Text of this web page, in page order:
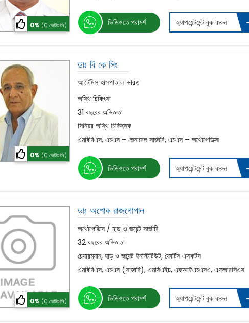
0% (0 ভোটগুলি) ভিডিওতে পরামর্শ অ্যাপয়েন্টমেন্ট বুক করুন
0% (0 ভোটগুলি)
ডাঃ বি কে সিং
আর্টেমিস হাসপাতাল ভারত
অস্থি চিকিৎসা
31 বছরের অভিজ্ঞতা
সিনিয়র অস্থি চিকিৎসক
এমবিবিএস, এমএস - জেনারেল সার্জারি, এমএস – অর্থোপেডিক্স
ভিডিওতে পরামর্শ অ্যাপয়েন্টমেন্ট বুক করুন
0% (0 ভোটগুলি)
ডাঃ অশোক রাজগোপাল
অর্থোপেডিক্স / হাড় ও জয়েন্ট সার্জারি
32 বছরের অভিজ্ঞতা
চেয়ারম্যান, হাড় ও জয়েন্ট ইনস্টিটিউট, ফোর্টিস এসকর্টস
এমবিবিএস, এমএস (সার্জারি), এমসিএইচ, এফআইএমএসএ, এফআরসিএস
ভিডিওতে পরামর্শ অ্যাপয়েন্টমেন্ট বুক করুন